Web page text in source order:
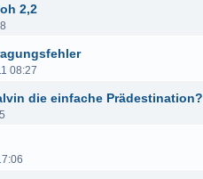
2,2
08:27
die einfache Prädestination?